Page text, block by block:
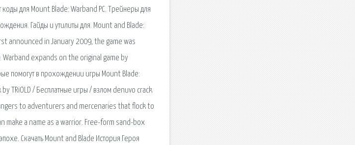
для Mount Blade: Warband PC. Трейнеры для
Гайды и утилиты для. Mount and Blade:
announced in January 2009, the game was
expands on the original game by
помогут в прохождении игры Mount Blade:
TRiOLD / Бесплатные игры / взлом denuvo crack
to adventurers and mercenaries that flock to
make a name as a warrior. Free-form sand-box
Скачать Mount and Blade История Героя